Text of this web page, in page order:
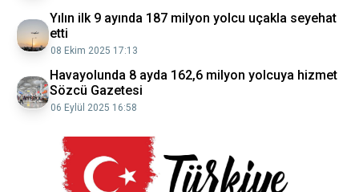
Yılın ilk 9 ayında 187 milyon yolcu uçakla seyehat
etti
08 Ekim 2025 17:13
Havayolunda 8 ayda 162,6 milyon yolcuya hizmet
Sözcü Gazetesi
06 Eylül 2025 16:58